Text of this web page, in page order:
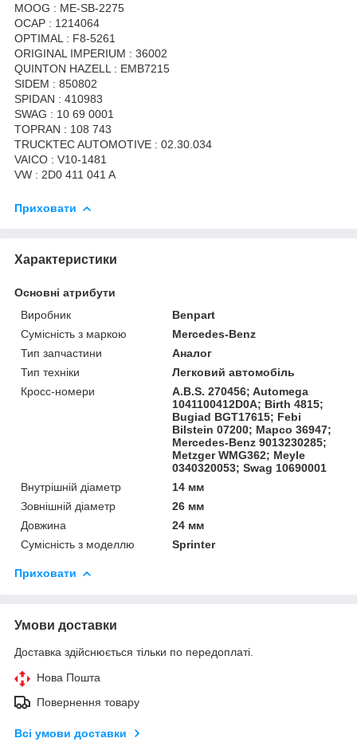
MOOG : ME-SB-2275
OCAP : 1214064
OPTIMAL : F8-5261
ORIGINAL IMPERIUM : 36002
QUINTON HAZELL : EMB7215
SIDEM : 850802
SPIDAN : 410983
SWAG : 10 69 0001
TOPRAN : 108 743
TRUCKTEC AUTOMOTIVE : 02.30.034
VAICO : V10-1481
VW : 2D0 411 041 A
Приховати
Характеристики
Основні атрибути
Виробник
Benpart
Сумісність з маркою
Mercedes-Benz
Тип запчастини
Аналог
Тип техніки
Легковий автомобіль
Кросс-номери
A.B.S. 270456; Automega
1041100412D0A; Birth 4815;
Bugiad BGT17615; Febi
Bilstein 07200; Mapco 36947;
Mercedes-Benz 9013230285;
Metzger WMG362; Meyle
0340320053; Swag 10690001
Внутрішній діаметр
14 мм
Зовнішній діаметр
26 мм
Довжина
24 мм
Сумісність з моделлю
Sprinter
Приховати
Умови доставки
Доставка здійснюється тільки по передоплаті.
Нова Пошта
Повернення товару
Всі умови доставки